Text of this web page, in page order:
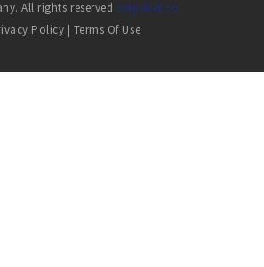
All rights reserved cekpaket.co
Policy | Terms Of Use